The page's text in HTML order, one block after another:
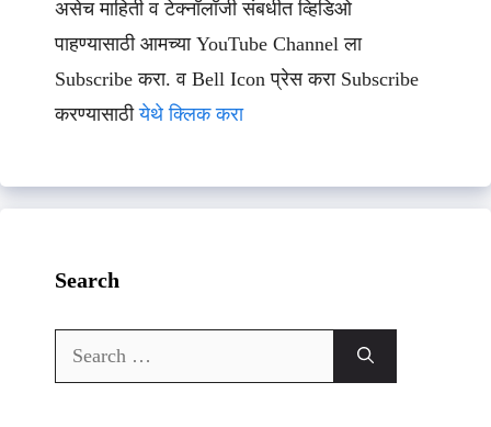
असेच माहिती व टेक्नॉलॉजी संबधीत व्हिडिओ
पाहण्यासाठी आमच्या YouTube Channel ला
Subscribe करा. व Bell Icon प्रेस करा Subscribe
करण्यासाठीयेथे क्लिक करा
Search
Search
for: